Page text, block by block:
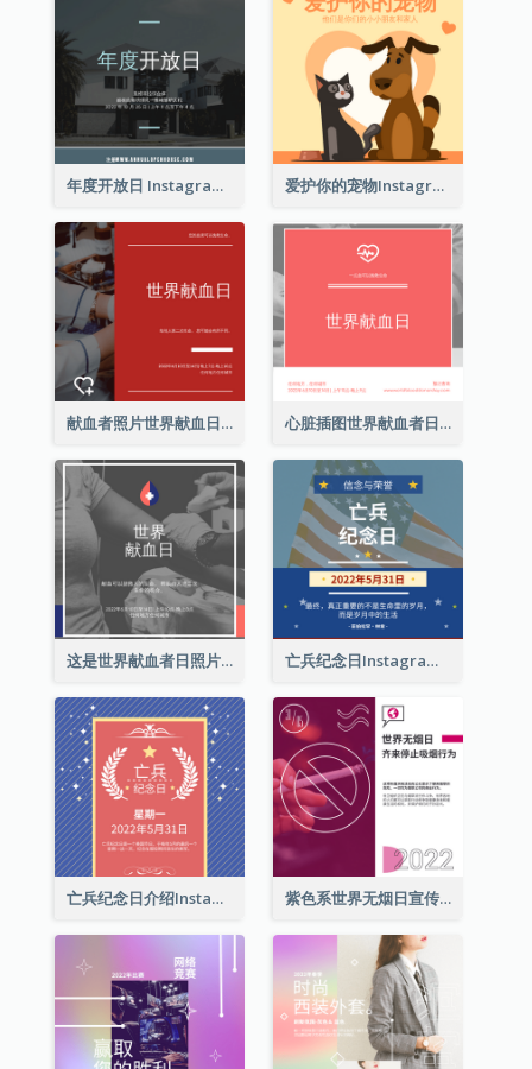
年度开放日 Instagram 帖子 爱护你的宠物Instagram帖子
献血者照片世界献血日Instagram帖子 心脏插图世界献血者日Instagram帖子
这是世界献血者日照片Instagram帖子 亡兵纪念日Instagram帖子(附名言引用)
亡兵纪念日介绍Instagram帖子 紫色系世界无烟日宣传用Instagram帖子